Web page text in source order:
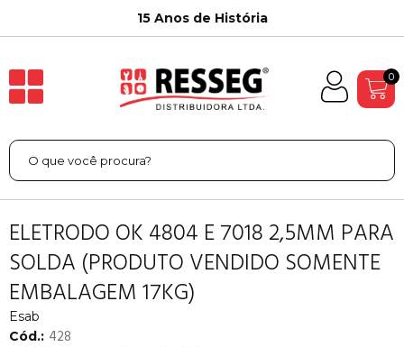
15 Anos de História
0
ELETRODO OK 4804 E 7018 2,5MM PARA
SOLDA (PRODUTO VENDIDO SOMENTE
EMBALAGEM 17KG)
Esab
Cód.: 428